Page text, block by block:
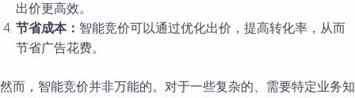
出价更高效。
节省成本： 智能竞价可以通过优化出价，提高转化率，从而
节省广告花费。
然而，智能竞价并非万能的。对于一些复杂的、需要特定业务知